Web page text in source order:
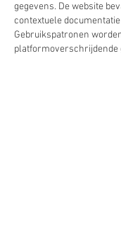
gegevens. De website
contextuele
Gebruikspatronen
platformoverschrijdende